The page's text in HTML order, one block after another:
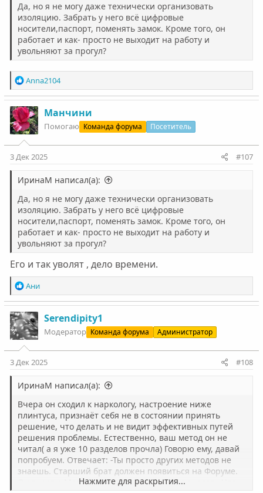
Да, но я не могу даже технически организовать
изоляцию. Забрать у него всё цифровые
носители,паспорт, поменять замок. Кроме того, он
работает и как- просто не выходит на работу и
увольняют за прогул?
Р
е
а
к
ц
и
и
:
Anna2104
Манчини
Помогаю Команда форума Посетитель
3 Дек 2025 #107
ИринаМ написал(а):
Да, но я не могу даже технически организовать
изоляцию. Забрать у него всё цифровые
носители,паспорт, поменять замок. Кроме того, он
работает и как- просто не выходит на работу и
увольняют за прогул?
Его и так уволят , дело времени.
Р
е
а
к
ц
и
и
:
Ани
Serendipity1
Модератор Команда форума Администратор
3 Дек 2025 #108
ИринаМ написал(а):
Вчера он сходил к наркологу, настроение ниже
плинтуса, признаёт себя не в состоянии принять
решение, что делать и не видит эффективных путей
решения проблемы. Естественно, ваш метод он не
читал( а я уже 10 разделов прочла) Говорю ему, давай
попробуем. Отвечает: -Ты просто других методов не
знаешь. Старший брат должен появиться на Форуме.
Он знает о Методе изоляции только с моих слов...Что
Нажмите для раскрытия...